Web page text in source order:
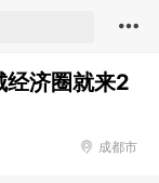
济圈就来2
成都市